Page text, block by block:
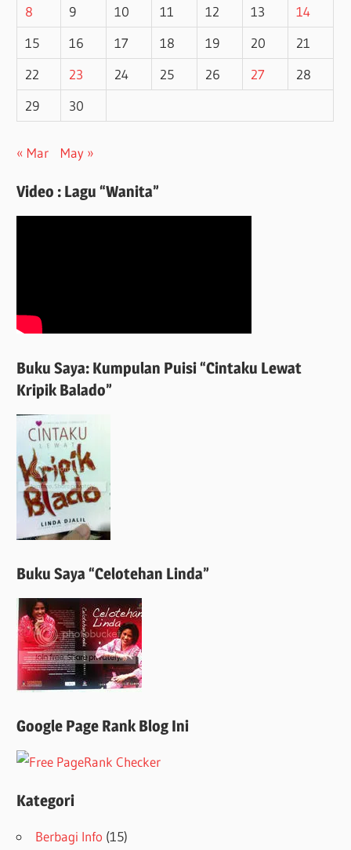
8
9 10 11 12 13
14
15
16 17 18 19 20
21
22
23 24 25 26 27
28
29
30
« Mar May »
Video : Lagu “Wanita”
Buku Saya: Kumpulan Puisi “Cintaku Lewat
Kripik Balado”
Buku Saya “Celotehan Linda”
Google Page Rank Blog Ini
Kategori
Berbagi Info (15)